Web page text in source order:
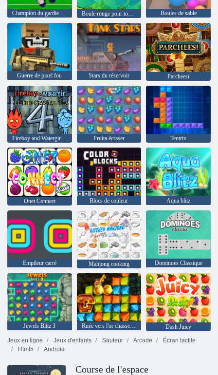
Boule rouge pour toujours Boules de sable
Guerre de pixel fou Stars du réservoir Parcheesi
Fireboy and Watergirl 4: The Crystal Temple Fruita écraser Tentrix
Onet Connect Blocs de couleur Aqua blitz
Empileur carré Mahjong cooking Dominoes Classique
Jewels Blitz 3 Ruée vers l'or chasse au trésor
Dash Juicy
Jeux en ligne
Jeux d'enfants Sauteur Arcade
Écran tactile
Html5
Android
Course de l'espace